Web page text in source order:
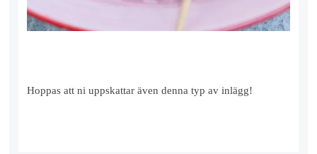
Hoppas att ni uppskattar även denna typ av inlägg!